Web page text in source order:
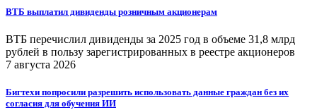
ВТБ выплатил дивиденды розничным акционерам
ВТБ перечислил дивиденды за 2025 год в объеме 31,8 млрд
рублей в пользу зарегистрированных в реестре акционеров
7 августа 2026
Бигтехи попросили разрешить использовать данные граждан без их
согласия для обучения ИИ